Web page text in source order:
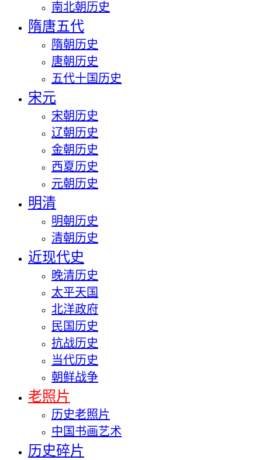
南北朝历史
隋唐五代
隋朝历史
唐朝历史
五代十国历史
宋元
宋朝历史
辽朝历史
金朝历史
西夏历史
元朝历史
明清
明朝历史
清朝历史
近现代史
晚清历史
太平天国
北洋政府
民国历史
抗战历史
当代历史
朝鲜战争
老照片
历史老照片
中国书画艺术
历史碎片